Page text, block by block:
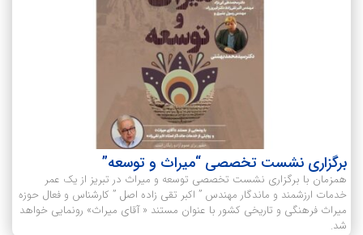
برگزاری نشست تخصصی “میراث و توسعه”
همزمان با برگزاری نشست تخصصی توسعه و میراث در تبریز از یک عمر
خدمات ارزشمند و ماندگار مهندس ” اکبر تقی زاده اصل ” کارشناس و فعال حوزه
میراث فرهنگی و تاریخی کشور با عنوان مستند « آقای میراث» رونمایی خواهد
شد.